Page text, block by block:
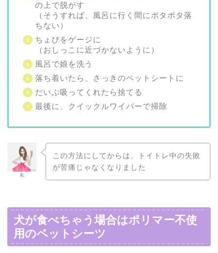
の上で脱がす
（そうすれば、風呂に行く間にポタポタ落
ちない）
ちょびをゲージに
（おしっこに近づかないように）
風呂で娘を洗う
落ち着いたら、さっきのペットシートに
だいぶ吸ってくれたら捨てる
最後に、クイックルワイパーで掃除
私
この方法にしてからは、トイトレ中の失敗
が苦痛じゃなくなりました
犬が食べちゃう場合はポリマー不使
用のペットシーツ